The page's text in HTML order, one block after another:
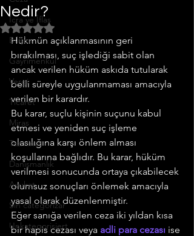
İcra ve İflas
Bilişim
Gayrimenkul
Vergi
Ticaret
Miras
Tazminat
Danışmanlık
Avukat
Sin categorizar
Unkategorisiert
Nedir?
5 üzerinden NaN yıldız
Hükmün açıklanmasının geri
bırakılması, suç işlediği sabit olan
ancak verilen hüküm askıda tutularak
belli süreyle uygulanmaması amacıyla
verilen bir karardır.
Bu karar, suçlu kişinin suçunu kabul
etmesi ve yeniden suç işleme
olasılığına karşı önlem alması
koşullarına bağlıdır. Bu karar, hüküm
verilmesi sonucunda ortaya çıkabilecek
olumsuz sonuçları önlemek amacıyla
yasal olarak düzenlenmiştir.
Eğer sanığa verilen ceza iki yıldan kısa
bir hapis cezası veya adli para cezası ise